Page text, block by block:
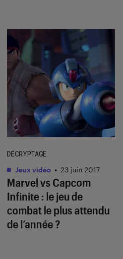
Marvel vs Capcom
Infinite : le jeu de
combat le plus attendu
de l’année ?
DÉCRYPTAGE
Jeux vidéo • 23 juin 2017